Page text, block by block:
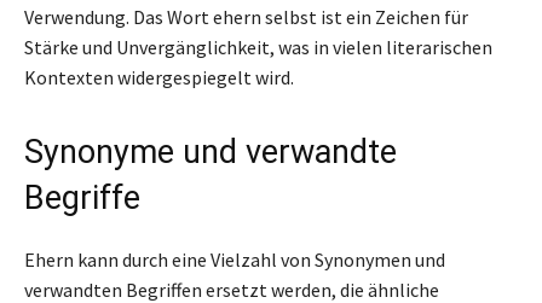
Verwendung. Das Wort ehern selbst ist ein Zeichen für
Stärke und Unvergänglichkeit, was in vielen literarischen
Kontexten widergespiegelt wird.
Synonyme und verwandte
Begriffe
Ehern kann durch eine Vielzahl von Synonymen und
verwandten Begriffen ersetzt werden, die ähnliche